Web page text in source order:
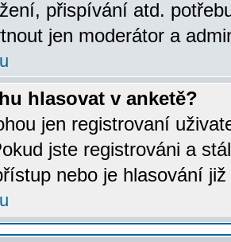
přispívání atd.
jen moderátor a
hlasovat v anketě?
jen registrovaní
jste registrováni a
nebo je hlasování